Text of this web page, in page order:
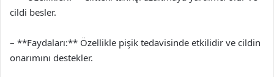
cildi besler.
– **Faydaları:** Özellikle pişik tedavisinde etkilidir ve cildin
onarımını destekler.